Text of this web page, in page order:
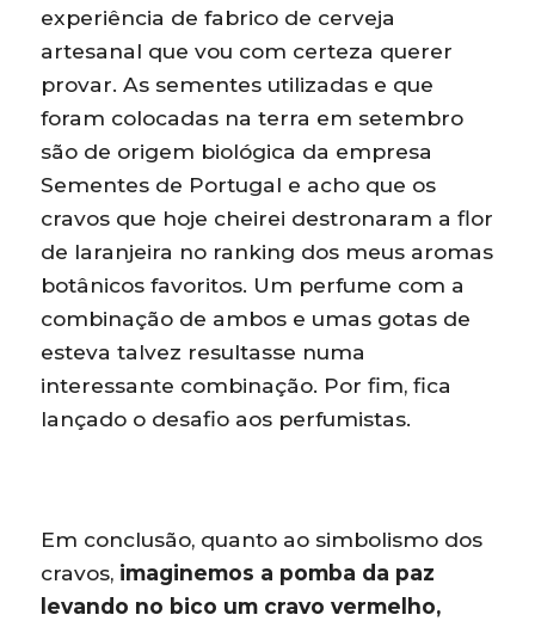
experiência de fabrico de cerveja
artesanal que vou com certeza querer
provar. As sementes utilizadas e que
foram colocadas na terra em setembro
são de origem biológica da empresa
Sementes de Portugal e acho que os
cravos que hoje cheirei destronaram a flor
de laranjeira no ranking dos meus aromas
botânicos favoritos. Um perfume com a
combinação de ambos e umas gotas de
esteva talvez resultasse numa
interessante combinação. Por fim, fica
lançado o desafio aos perfumistas.
Em conclusão, quanto ao simbolismo dos
cravos, imaginemos a pomba da paz
levando no bico um cravo vermelho,